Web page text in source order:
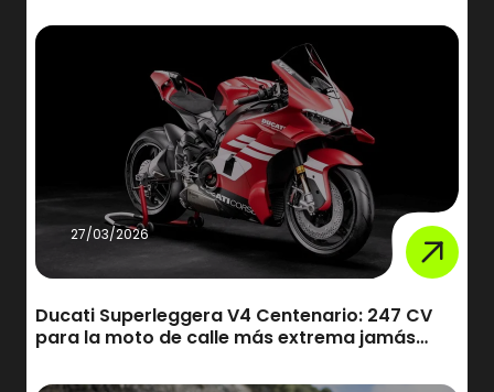
27/03/2026
Ducati Superleggera V4 Centenario: 247 CV
para la moto de calle más extrema jamás